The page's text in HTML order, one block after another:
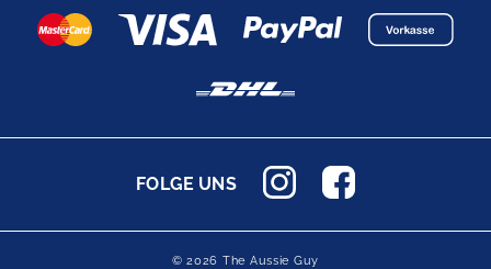
FOLGE UNS
© 2026 The Aussie Guy